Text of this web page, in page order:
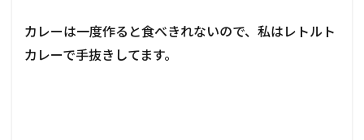
カレーは一度作ると食べきれないので、私はレトルト
カレーで手抜きしてます。